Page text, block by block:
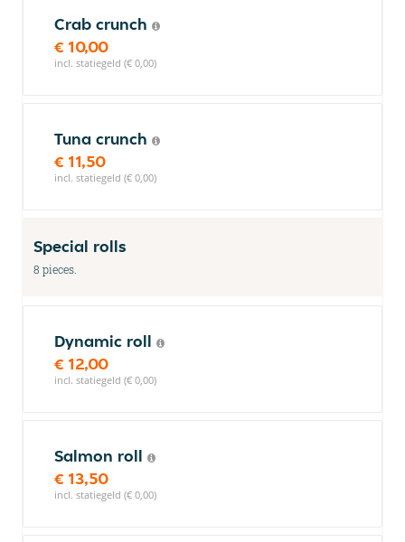
Crab crunch
€ 10,00
incl. statiegeld (€ 0,00)
Tuna crunch
€ 11,50
incl. statiegeld (€ 0,00)
Special rolls
8 pieces.
Dynamic roll
€ 12,00
incl. statiegeld (€ 0,00)
Salmon roll
€ 13,50
incl. statiegeld (€ 0,00)